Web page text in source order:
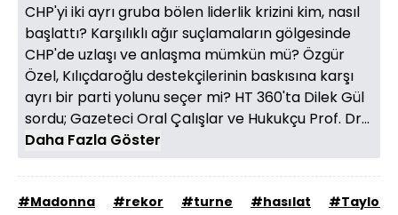
CHP'yi iki ayrı gruba bölen liderlik krizini kim, nasıl
başlattı? Karşılıklı ağır suçlamaların gölgesinde
CHP'de uzlaşı ve anlaşma mümkün mü? Özgür
Özel, Kılıçdaroğlu destekçilerinin baskısına karşı
ayrı bir parti yolunu seçer mi? HT 360'ta Dilek Gül
sordu; Gazeteci Oral Çalışlar ve Hukukçu Prof. Dr...
Daha Fazla Göster
#Madonna #rekor #turne #hasılat #Taylor